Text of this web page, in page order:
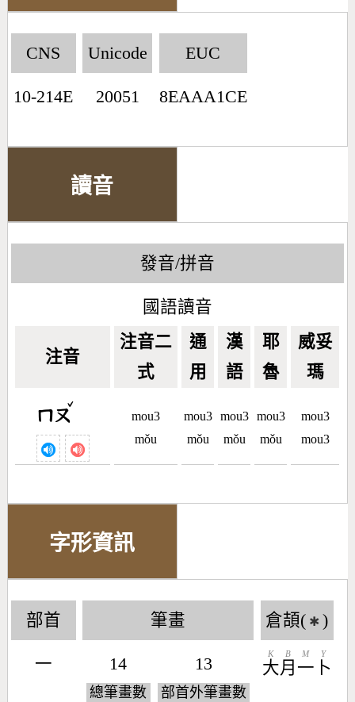
CNS
10-214E
Unicode
20051
EUC
8EAAA1CE
讀音
發音/拼音
國語讀音
注音
注音二
式
通
用
漢
語
耶
魯
威妥
瑪
ㄇㄡ
ˇ
mou3
mǒu
mou3
mǒu
mou3
mǒu
mou3
mǒu
mou3
mou3
字形資訊
部首
一
筆畫
14
總筆畫數
13
部首外筆畫數
倉頡( ✱ )
大
K
月
B
一
M
卜
Y